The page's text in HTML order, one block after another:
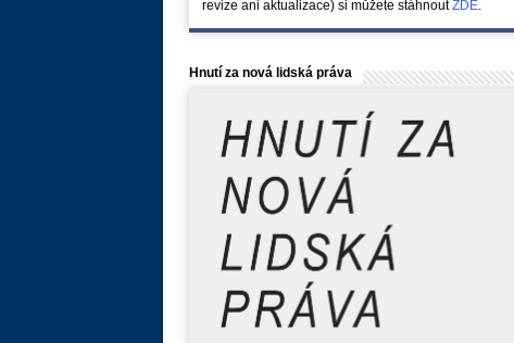
revize ani aktualizace) si můžete stáhnoutZDE.
Hnutí za nová lidská práva